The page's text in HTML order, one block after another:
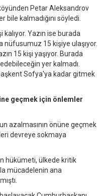
Petar Aleksandrov
kalmadığını söyledi.
kalıyor. Yazın ise burada
nüfusumuz 15 kişiye ulaşıyor.
15 kişi yaşıyor. Burada
yer kalmadı.
Sofya'ya kadar gitmek
geçmek için önlemler
azalmasının önüne geçmek
devreye sokmaya
hükümeti, ülkede kritik
mücadelenin ana